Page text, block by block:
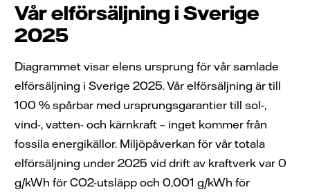
Vår elförsäljning i Sverige
2025
Diagrammet visar elens ursprung för vår samlade
elförsäljning i Sverige 2025. Vår elförsäljning är till
100 % spårbar med ursprungsgarantier till sol-,
vind-, vatten- och kärnkraft – inget kommer från
fossila energikällor. Miljöpåverkan för vår totala
elförsäljning under 2025 vid drift av kraftverk var 0
g/kWh för CO2-utsläpp och 0,001 g/kWh för